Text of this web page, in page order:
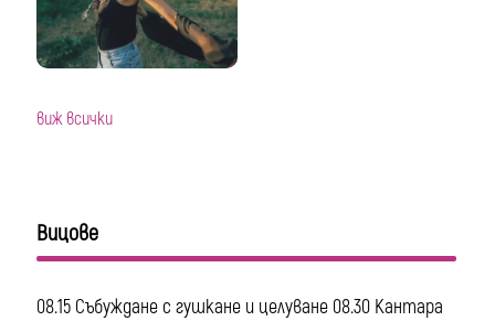
виж всички
Вицове
08.15 Събуждане с гушкане и целуване 08.30 Кантара